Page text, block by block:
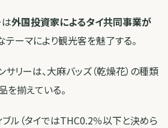
外国投資家によるタイ共同事業が
テーマにより観光客を魅了する。
リーは、大麻バッズ（乾燥花）の種類
を揃えている。
ブル（タイではTHC0.2％以下と決めら